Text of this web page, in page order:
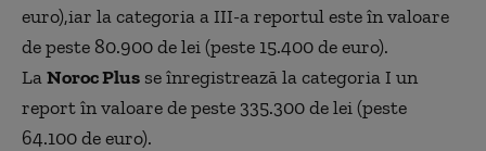
euro),iar la categoria a III-a reportul este în valoare
de peste 80.900 de lei (peste 15.400 de euro).
LaNoroc Plus se înregistrează la categoria I un
report în valoare de peste 335.300 de lei (peste
64.100 de euro).